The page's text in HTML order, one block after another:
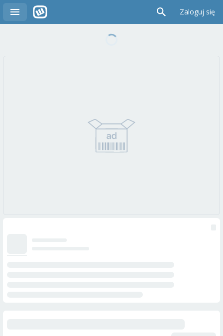
Zaloguj się